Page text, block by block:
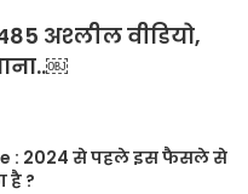
अश्लील वीडियो,
: 2024 से पहले इस फैसले से
है ?